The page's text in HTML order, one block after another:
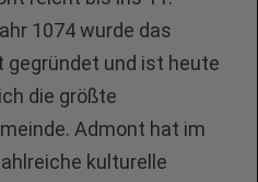
1074 wurde das
und ist heute
die größte
Admont hat im
kulturelle